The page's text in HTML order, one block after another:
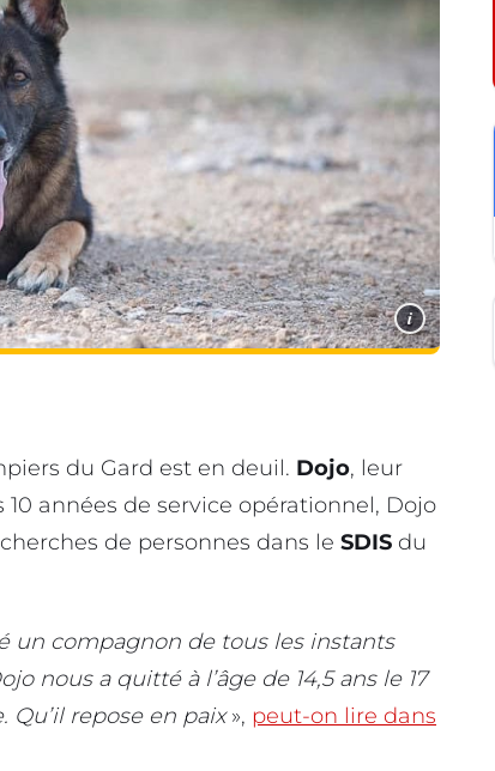
i
du Gard est en deuil. Dojo, leur
années de service opérationnel, Dojo
de personnes dans le SDIS du
un compagnon de tous les instants
nous a quitté à l’âge de 14,5 ans le 17
repose en paix», peut-on lire dans